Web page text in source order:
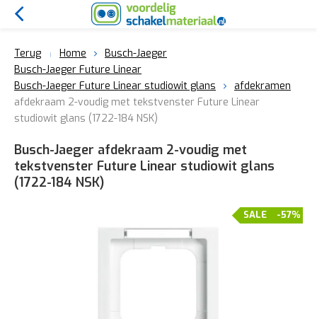
Terug Home
Busch-Jaeger
Busch-Jaeger Future Linear
Busch-Jaeger Future Linear studiowit glans
afdekramen
afdekraam 2-voudig met tekstvenster Future Linear
studiowit glans (1722-184 NSK)
Busch-Jaeger afdekraam 2-voudig met
tekstvenster Future Linear studiowit glans
(1722-184 NSK)
-57%
SALE